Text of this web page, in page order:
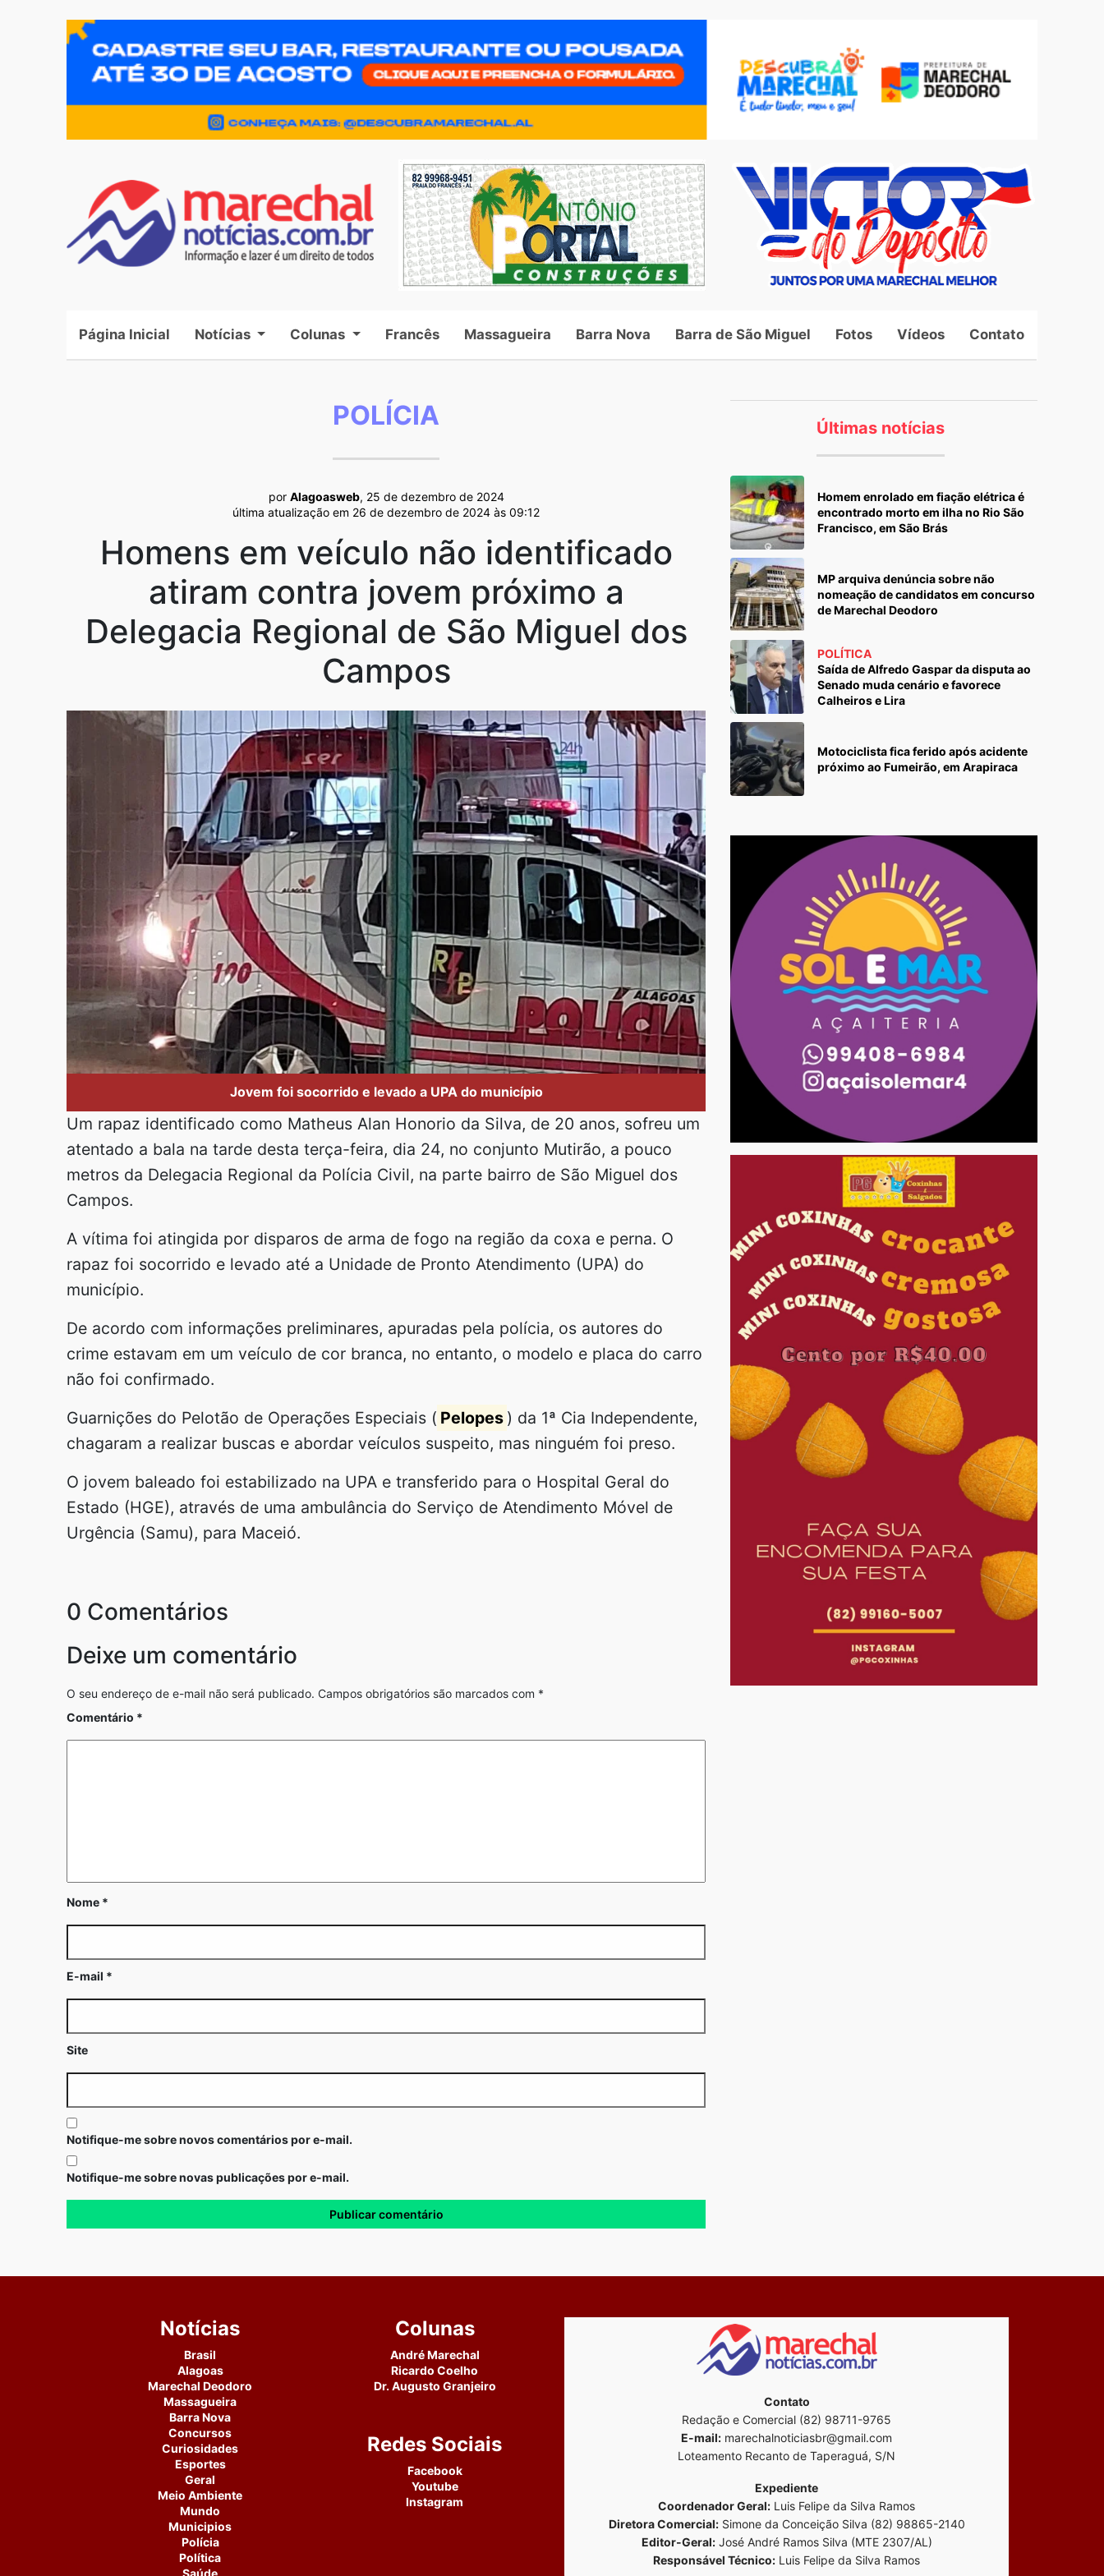
Página Inicial (current)
Notícias Colunas Francês Massagueira Barra Nova Barra de São Miguel Fotos Vídeos Contato
POLÍCIA
por Alagoasweb, 25 de dezembro de 2024
última atualização em 26 de dezembro de 2024 às 09:12
Homens em veículo não identificado
atiram contra jovem próximo a
Delegacia Regional de São Miguel dos
Campos
Jovem foi socorrido e levado a UPA do município
Um rapaz identificado como Matheus Alan Honorio da Silva, de 20 anos, sofreu um
atentado a bala na tarde desta terça-feira, dia 24, no conjunto Mutirão, a pouco
metros da Delegacia Regional da Polícia Civil, na parte bairro de São Miguel dos
Campos.
A vítima foi atingida por disparos de arma de fogo na região da coxa e perna. O
rapaz foi socorrido e levado até a Unidade de Pronto Atendimento (UPA) do
município.
De acordo com informações preliminares, apuradas pela polícia, os autores do
crime estavam em um veículo de cor branca, no entanto, o modelo e placa do carro
não foi confirmado.
Guarnições do Pelotão de Operações Especiais ( Pelopes ) da 1ª Cia Independente,
chagaram a realizar buscas e abordar veículos suspeito, mas ninguém foi preso.
O jovem baleado foi estabilizado na UPA e transferido para o Hospital Geral do
Estado (HGE), através de uma ambulância do Serviço de Atendimento Móvel de
Urgência (Samu), para Maceió.
0 Comentários
Deixe um comentário
O seu endereço de e-mail não será publicado. Campos obrigatórios são marcados com *
Comentário *
Nome *
E-mail *
Site
Notifique-me sobre novos comentários por e-mail.
Notifique-me sobre novas publicações por e-mail.
Últimas notícias
Homem enrolado em fiação elétrica é
encontrado morto em ilha no Rio São
Francisco, em São Brás
MP arquiva denúncia sobre não
nomeação de candidatos em concurso
de Marechal Deodoro
POLÍTICA
Saída de Alfredo Gaspar da disputa ao
Senado muda cenário e favorece
Calheiros e Lira
Motociclista fica ferido após acidente
próximo ao Fumeirão, em Arapiraca
Notícias
Brasil
Alagoas
Marechal Deodoro
Massagueira
Barra Nova
Concursos
Curiosidades
Esportes
Geral
Meio Ambiente
Mundo
Municipios
Polícia
Política
Colunas
André Marechal
Ricardo Coelho
Dr. Augusto Granjeiro
Redes Sociais
Facebook
Youtube
Instagram
Contato
Redação e Comercial (82) 98711-9765
E-mail: marechalnoticiasbr@gmail.com
Loteamento Recanto de Taperaguá, S/N
Expediente
Coordenador Geral: Luis Felipe da Silva Ramos
Diretora Comercial:Simone da Conceição Silva (82) 98865-2140
Editor-Geral:José André Ramos Silva (MTE 2307/AL)
Responsável Técnico: Luis Felipe da Silva Ramos